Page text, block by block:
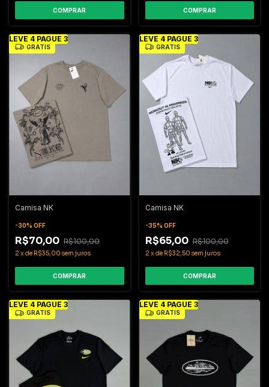
COMPRAR COMPRAR
LEVE 4 PAGUE 3
GRÁTIS
Camisa NK
-30% OFF
R$70,00 R$100,00
2 xde R$35,00 sem juros
COMPRAR
LEVE 4 PAGUE 3
GRÁTIS
Camisa NK
-35% OFF
R$65,00 R$100,00
2 xde R$32,50 sem juros
COMPRAR
LEVE 4 PAGUE 3
GRÁTIS
LEVE 4 PAGUE 3
GRÁTIS